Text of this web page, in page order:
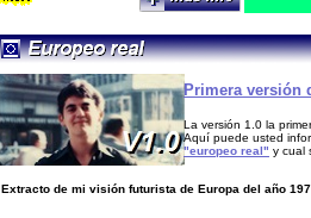
Primera versión
La versión 1.0 la
Aquí puede usted
"europeo real" y cual
Extracto de mi visión futurista de Europa del año